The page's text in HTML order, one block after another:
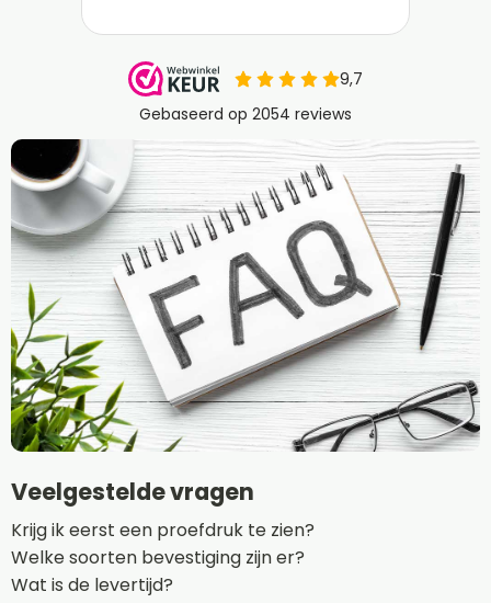
Veelgestelde vragen
Krijg ik eerst een proefdruk te zien?
Welke soorten bevestiging zijn er?
Wat is de levertijd?